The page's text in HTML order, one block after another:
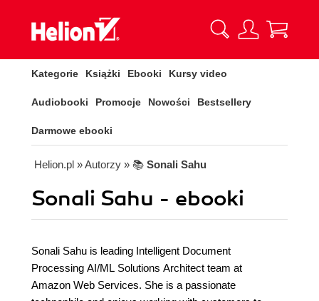
Kategorie Książki Ebooki Kursy video
Audiobooki Promocje Nowości Bestsellery
Darmowe ebooki
Helion.pl » Autorzy » 📚 Sonali Sahu
Sonali Sahu - ebooki
Sonali Sahu is leading Intelligent Document
Processing AI/ML Solutions Architect team at
Amazon Web Services. She is a passionate